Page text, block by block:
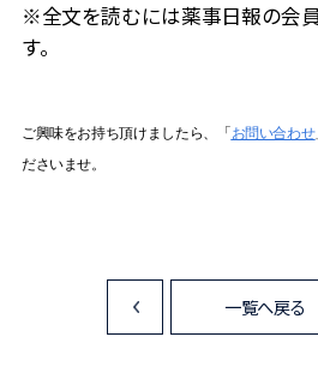
※全文を読むには薬事日報の会
す。
ご興味をお持ち頂けましたら、「 お問い合わせ
ださいませ。
<
一覧へ戻る